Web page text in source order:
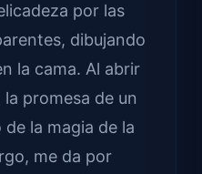
por las
dibujando
la cama. Al abrir
promesa de un
la magia de la
me da por